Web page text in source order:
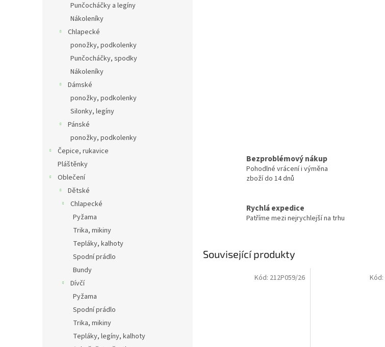
Punčocháčky a legíny
Nákoleníky
Chlapecké
ponožky, podkolenky
Punčocháčky, spodky
Nákoleníky
Dámské
ponožky, podkolenky
Silonky, legíny
Pánské
ponožky, podkolenky
Čepice, rukavice
Pláštěnky
Oblečení
Dětské
Chlapecké
Pyžama
Trika, mikiny
Tepláky, kalhoty
Spodní prádlo
Bundy
Dívčí
Pyžama
Spodní prádlo
Trika, mikiny
Tepláky, legíny, kalhoty
Bezproblémový nákup
Pohodlné vrácení i výměna
zboží do 14 dnů
Rychlá expedice
Patříme mezi nejrychlejší na trhu
Související produkty
Kód: 212P059/26 Kód: